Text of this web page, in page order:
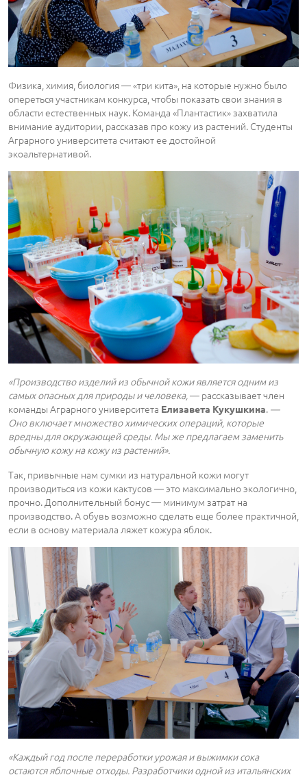
Физика, химия, биология ― «три кита», на которые нужно было
опереться участникам конкурса, чтобы показать свои знания в
области естественных наук. Команда «Плантастик» захватила
внимание аудитории, рассказав про кожу из растений. Студенты
Аграрного университета считают ее достойной
экоальтернативой.
«Производство изделий из обычной кожи является одним из
самых опасных для природы и человека,― рассказывает член
команды Аграрного университета Елизавета Кукушкина. ―
Оно включает множество химических операций, которые
вредны для окружающей среды. Мы же предлагаем заменить
обычную кожу на кожу из растений».
Так, привычные нам сумки из натуральной кожи могут
производиться из кожи кактусов ― это максимально экологично,
прочно. Дополнительный бонус ― минимум затрат на
производство. А обувь возможно сделать еще более практичной,
если в основу материала ляжет кожура яблок.
«Каждый год после переработки урожая и выжимки сока
остаются яблочные отходы. Разработчики одной из итальянских